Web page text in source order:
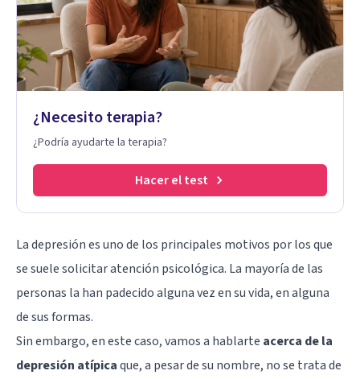
¿Necesito terapia?
¿Podría ayudarte la terapia?
Hacer el test
La depresión es uno de los principales motivos por los que
se suele solicitar atención psicológica. La mayoría de las
personas la han padecido alguna vez en su vida, en alguna
de sus formas.
Sin embargo, en este caso, vamos a hablarte acerca de la
depresión atípicaque, a pesar de su nombre, no se trata de